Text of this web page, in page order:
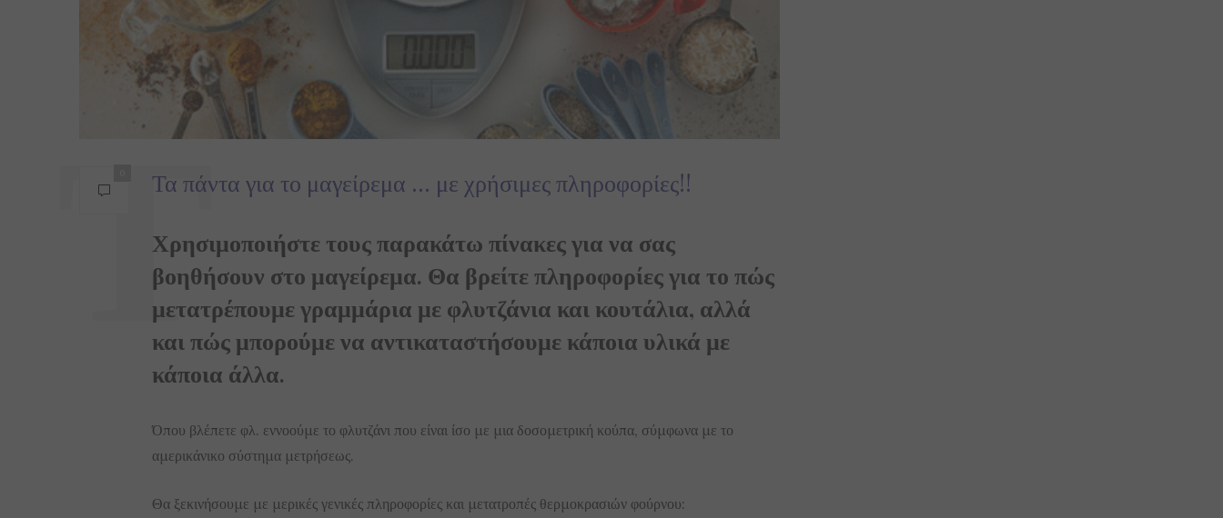
Τα πάντα για το μαγείρεμα … με χρήσιμες πληροφορίες!!
Χρησιμοποιήστε τους παρακάτω πίνακες για να σας
βοηθήσουν στο μαγείρεμα. Θα βρείτε πληροφορίες για το πώς
μετατρέπουμε γραμμάρια με φλυτζάνια και κουτάλια, αλλά
και πώς μπορούμε να αντικαταστήσουμε κάποια υλικά με
κάποια άλλα.
Όπου βλέπετε φλ. εννοούμε το φλυτζάνι που είναι ίσο με μια δοσομετρική κούπα, σύμφωνα με το
αμερικάνικο σύστημα μετρήσεως.
Θα ξεκινήσουμε με μερικές γενικές πληροφορίες και μετατροπές θερμοκρασιών φούρνου: